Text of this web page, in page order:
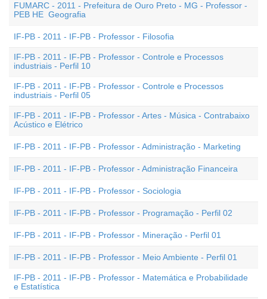
FUMARC - 2011 - Prefeitura de Ouro Preto - MG - Professor -
PEB HE  Geografia
IF-PB - 2011 - IF-PB - Professor - Filosofia
IF-PB - 2011 - IF-PB - Professor - Controle e Processos
industriais - Perfil 10
IF-PB - 2011 - IF-PB - Professor - Controle e Processos
industriais - Perfil 05
IF-PB - 2011 - IF-PB - Professor - Artes - Música - Contrabaixo
Acústico e Elétrico
IF-PB - 2011 - IF-PB - Professor - Administração - Marketing
IF-PB - 2011 - IF-PB - Professor - Administração Financeira
IF-PB - 2011 - IF-PB - Professor - Sociologia
IF-PB - 2011 - IF-PB - Professor - Programação - Perfil 02
IF-PB - 2011 - IF-PB - Professor - Mineração - Perfil 01
IF-PB - 2011 - IF-PB - Professor - Meio Ambiente - Perfil 01
IF-PB - 2011 - IF-PB - Professor - Matemática e Probabilidade
e Estatística